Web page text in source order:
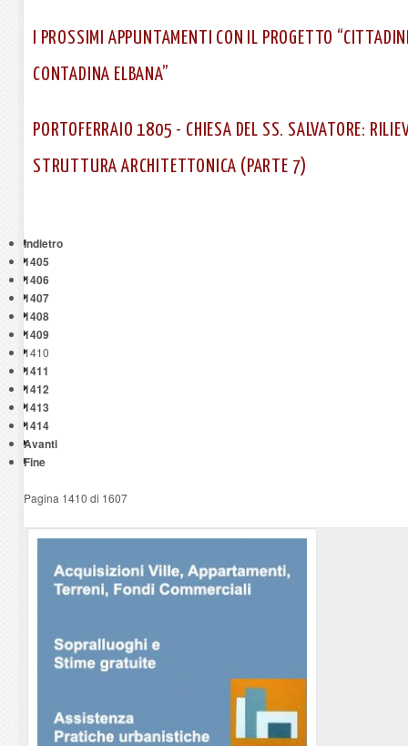
I PROSSIMI APPUNTAMENTI CON IL PROGETTO
CONTADINA ELBANA”
PORTOFERRAIO 1805 - CHIESA DEL SS. SALVATORE:
STRUTTURA ARCHITETTONICA (PARTE 7)
Indietro
1405
1406
1407
1408
1409
1410
1411
1412
1413
1414
Avanti
Fine
Pagina 1410 di 1607